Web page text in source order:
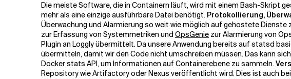
Die meiste Software, die in Containern läuft, wird mit einem Bash-Skript
mehr als eine einzige ausführbare Datei benötigt. Protokollierung,
Überwachung und Alarmierung so weit wie möglich auf gehostete Dienste
zur Erfassung von Systemmetriken und OpsGenie zur Alarmierung von
Plugin an Loggly übermittelt. Da unsere Anwendung bereits auf statsd
übermitteln, damit wir den Code nicht umschreiben müssen. Das kann
Docker stats API, um Informationen auf Containerebene zu sammeln.
Repository wie Artifactory oder Nexus veröffentlicht wird. Dies ist auch